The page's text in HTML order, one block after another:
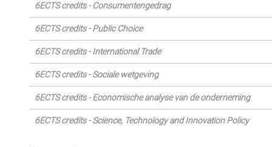
6ECTS credits - Consumentengedrag
6ECTS credits - Public Choice
6ECTS credits - International Trade
6ECTS credits - Sociale wetgeving
6ECTS credits - Economische analyse van de onderneming
6ECTS credits - Science, Technology and Innovation Policy